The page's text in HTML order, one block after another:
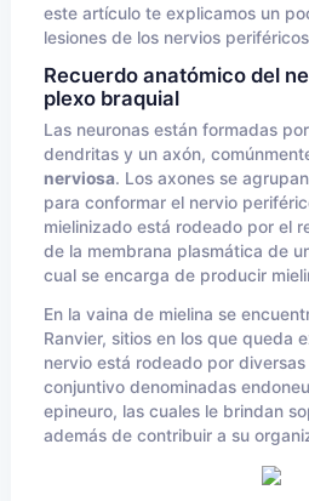
este artículo te explicamos un
lesiones de los nervios
Recuerdo anatómico del
plexo braquial
Las neuronas están formadas
dendritas y un axón,
nerviosa. Los axones se
para conformar el nervio
mielinizado está rodeado por el
de la membrana plasmática de
cual se encarga de producir
En la vaina de mielina se
Ranvier, sitios en los que queda
nervio está rodeado por
conjuntivo denominadas
epineuro, las cuales le brindan
además de contribuir a su